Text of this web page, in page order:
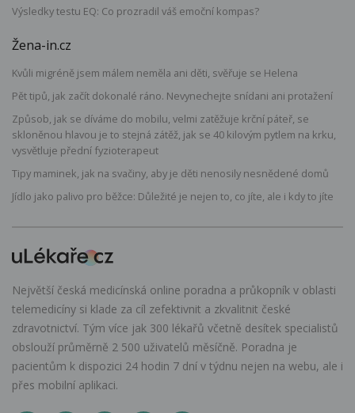
Výsledky testu EQ: Co prozradil váš emoční kompas?
Žena-in.cz
Kvůli migréně jsem málem neměla ani děti, svěřuje se Helena
Pět tipů, jak začít dokonalé ráno. Nevynechejte snídani ani protažení
Způsob, jak se díváme do mobilu, velmi zatěžuje krční páteř, se
skloněnou hlavou je to stejná zátěž, jak se 40 kilovým pytlem na krku,
vysvětluje přední fyzioterapeut
Tipy maminek, jak na svačiny, aby je děti nenosily nesnědené domů
Jídlo jako palivo pro běžce: Důležité je nejen to, co jíte, ale i kdy to jíte
Největší česká medicínská online poradna a průkopník v oblasti
telemedicíny si klade za cíl zefektivnit a zkvalitnit české
zdravotnictví. Tým více jak 300 lékařů včetně desítek specialistů
obslouží průměrně 2 500 uživatelů měsíčně. Poradna je
pacientům k dispozici 24 hodin 7 dní v týdnu nejen na webu, ale i
přes mobilní aplikaci.